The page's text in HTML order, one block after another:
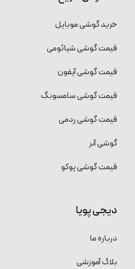
خرید گوشی موبایل
قیمت گوشی شیائومی
قیمت گوشی آیفون
قیمت گوشی سامسونگ
قیمت گوشی ردمی
گوشی آنر
قیمت گوشی پوکو
دیجی پویا
درباره ما
بلاگ آموزشی